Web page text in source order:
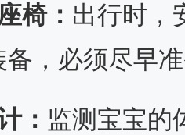
椅： 出行时，
，必须尽早
： 监测宝宝的